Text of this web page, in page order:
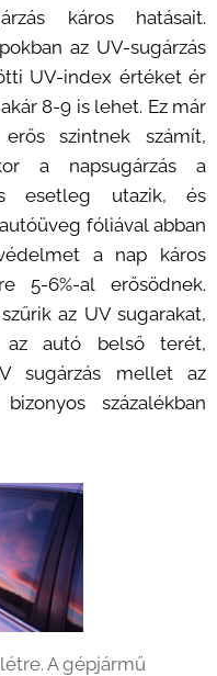
káros hatásait.
az UV-sugárzás
UV-index értéket ér
8-9 is lehet. Ez már
szintnek számít,
a napsugárzás a
esetleg utazik, és
fóliával abban
a nap káros
5-6%-al erősödnek.
az UV sugarakat,
autó belső terét,
sugárzás mellet az
százalékban
A gépjármű